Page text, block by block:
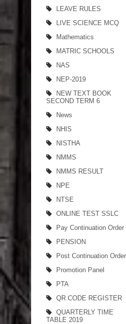
LEAVE RULES
LIVE SCIENCE MCQ
Mathematics
MATRIC SCHOOLS
NAS
NEP-2019
NEW TEXT BOOK
SECOND TERM 6
News
NHIS
NISTHA
NMMS
NMMS RESULT
NPE
NTSE
ONLINE TEST SSLC
Pay Continuation Order
PENSION
Post Continuation Order
Promotion Panel
PTA
QR CODE REGISTER
QUARTERLY TIME
TABLE 2019